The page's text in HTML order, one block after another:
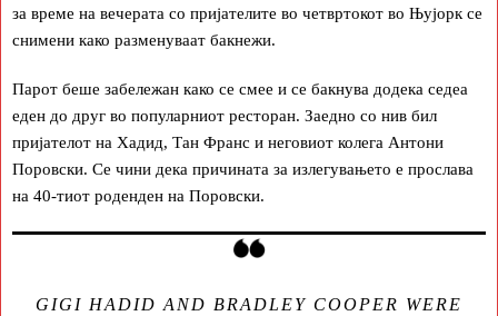
за време на вечерата со пријателите во четвртокот во Њујорк се
снимени како разменуваат бакнежи.
Парот беше забележан како се смее и се бакнува додека седеа
еден до друг во популарниот ресторан. Заедно со нив бил
пријателот на Хадид, Тан Франс и неговиот колега Антони
Поровски. Се чини дека причината за излегувањето е прослава
на 40-тиот роденден на Поровски.
GIGI HADID AND BRADLEY COOPER WERE